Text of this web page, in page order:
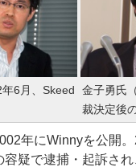
6月、Skeed
金子勇氏
裁決定後
年にWinnyを公開
容疑で逮捕・起訴さ